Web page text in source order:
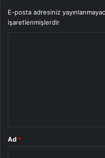
E-posta adresiniz
işaretlenmişlerdir
Ad *